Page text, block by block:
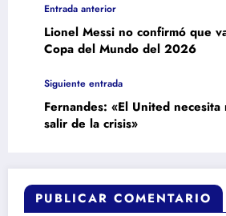
Entrada anterior
Lionel Messi no confirmó que
Copa del Mundo del 2026
Siguiente entrada
Fernandes: «El United necesita
salir de la crisis»
PUBLICAR COMENTARIO